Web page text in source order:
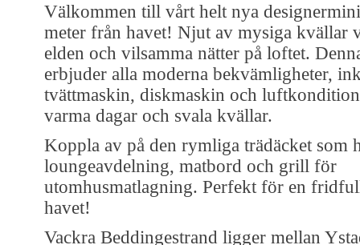
Välkommen till vårt helt nya
meter från havet! Njut av mysiga kvällar
elden och vilsamma nätter på loftet.
erbjuder alla moderna bekvämligheter,
tvättmaskin, diskmaskin och
varma dagar och svala kvällar.
Koppla av på den rymliga trädäcket som
loungeavdelning, matbord och grill för
utomhusmatlagning. Perfekt för en
havet!
Vackra Beddingestrand ligger mellan